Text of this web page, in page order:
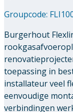
Groupcode:
Burgerhout
toepassing in
installateur veel
eenvoudige
verbindingen